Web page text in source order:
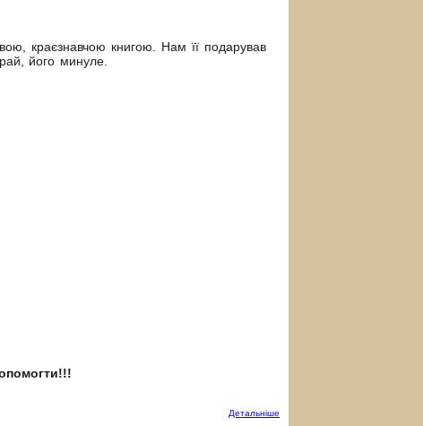
краєзнавчою книгою. Нам її подарував
його минуле.
Детальнiше